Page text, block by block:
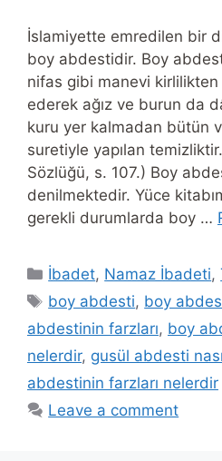
İslamiyette emredilen bir
boy abdestidir. Boy
nifas gibi manevi
ederek ağız ve burun da
kuru yer kalmadan bütün
suretiyle yapılan
Sözlüğü, s. 107.) Boy
denilmektedir. Yüce
gerekli durumlarda boy …
Categories
İbadet, Namaz İbadeti,
Tags
boy abdesti, boy
abdestinin farzları, boy
nelerdir, gusül abdesti
abdestinin farzları nelerdir
Leave a comment